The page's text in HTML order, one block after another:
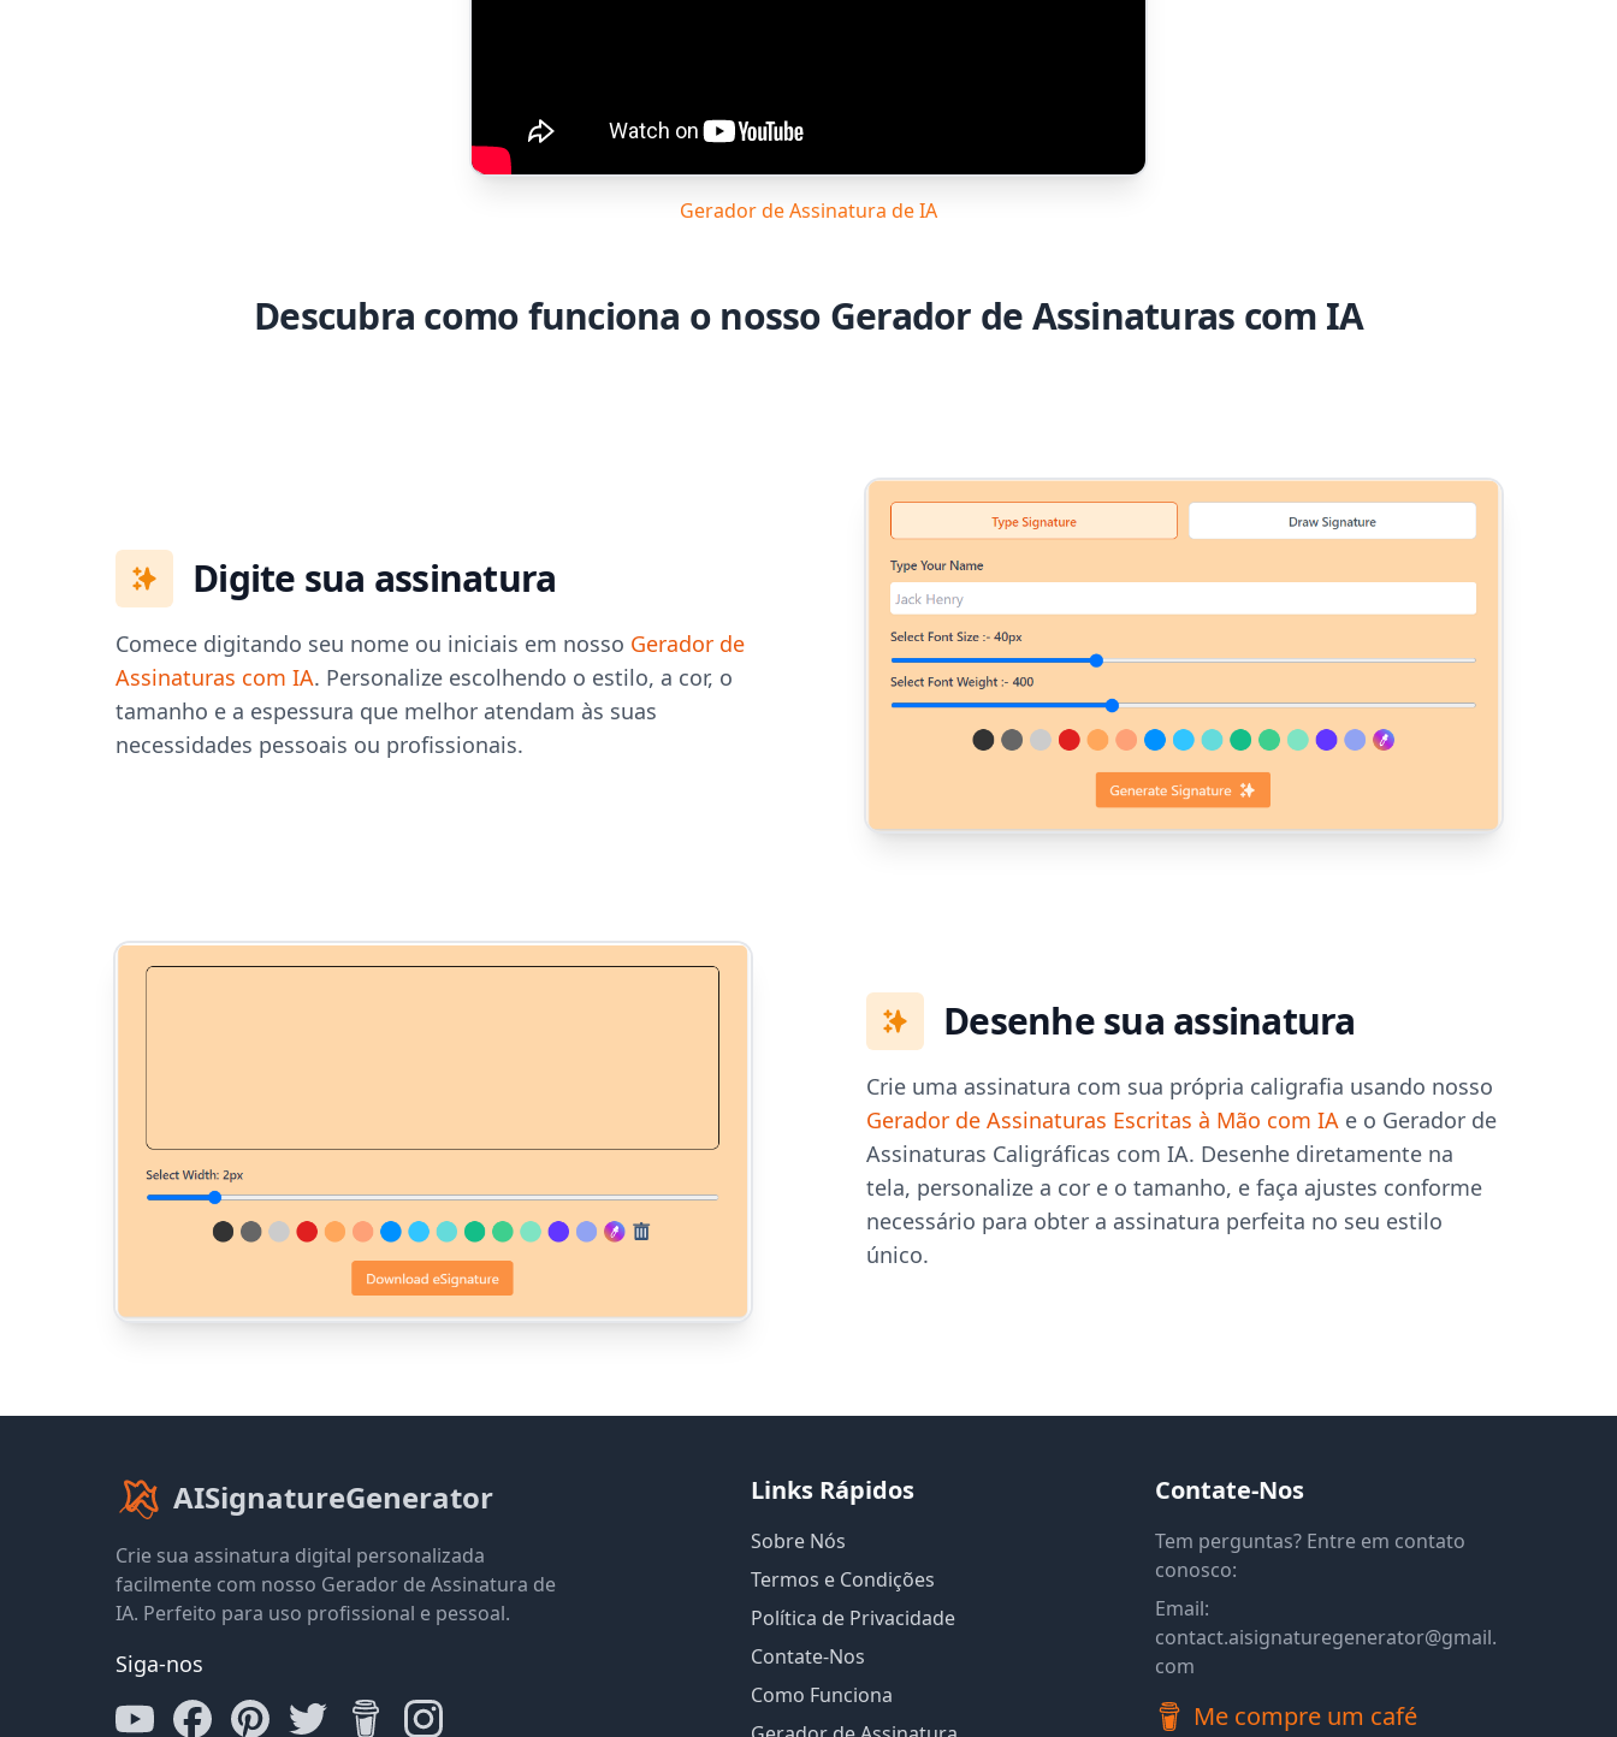
Gerador de Assinatura de IA
Descubra como funciona o nosso Gerador de Assinaturas com IA
Digite sua assinatura
Comece digitando seu nome ou iniciais em nosso Gerador de
Assinaturas com IA. Personalize escolhendo o estilo, a cor, o
tamanho e a espessura que melhor atendam às suas
necessidades pessoais ou profissionais.
Desenhe sua assinatura
Crie uma assinatura com sua própria caligrafia usando nosso
Gerador de Assinaturas Escritas à Mão com IA e o Gerador de
Assinaturas Caligráficas com IA. Desenhe diretamente na
tela, personalize a cor e o tamanho, e faça ajustes conforme
necessário para obter a assinatura perfeita no seu estilo
único.
AISignatureGenerator
Crie sua assinatura digital personalizada
facilmente com nosso Gerador de Assinatura de
IA. Perfeito para uso profissional e pessoal.
Siga-nos
Links Rápidos
Sobre Nós
Termos e Condições
Política de Privacidade
Contate-Nos
Como Funciona
Contate-Nos
Tem perguntas? Entre em contato
conosco:
Email:
contact.aisignaturegenerator@gmail.
com
Me compre um café